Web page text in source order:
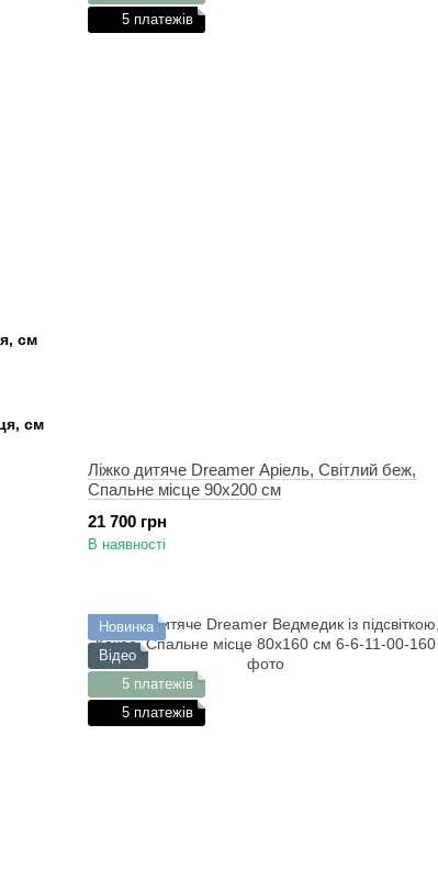
5 платежів
Ліжко дитяче Dreamer Аріель, Світлий беж,
Спальне місце 90х200 см
21 700 грн
В наявності
Новинка
Відео
5 платежів
5 платежів
см
см